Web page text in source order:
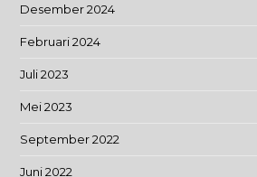
Desember 2024
Februari 2024
Juli 2023
Mei 2023
September 2022
Juni 2022